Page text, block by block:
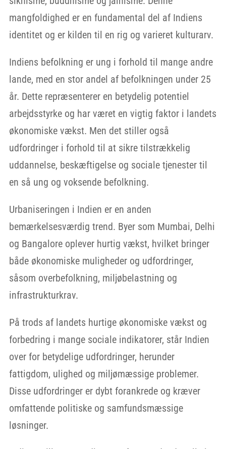
mangfoldighed er en fundamental del af Indiens
identitet og er kilden til en rig og varieret kulturarv.
Indiens befolkning er ung i forhold til mange andre
lande, med en stor andel af befolkningen under 25
år. Dette repræsenterer en betydelig potentiel
arbejdsstyrke og har været en vigtig faktor i landets
økonomiske vækst. Men det stiller også
udfordringer i forhold til at sikre tilstrækkelig
uddannelse, beskæftigelse og sociale tjenester til
en så ung og voksende befolkning.
Urbaniseringen i Indien er en anden
bemærkelsesværdig trend. Byer som Mumbai, Delhi
og Bangalore oplever hurtig vækst, hvilket bringer
både økonomiske muligheder og udfordringer,
såsom overbefolkning, miljøbelastning og
infrastrukturkrav.
På trods af landets hurtige økonomiske vækst og
forbedring i mange sociale indikatorer, står Indien
over for betydelige udfordringer, herunder
fattigdom, ulighed og miljømæssige problemer.
Disse udfordringer er dybt forankrede og kræver
omfattende politiske og samfundsmæssige
løsninger.